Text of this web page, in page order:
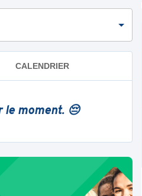
CALENDRIER
le moment. 😔